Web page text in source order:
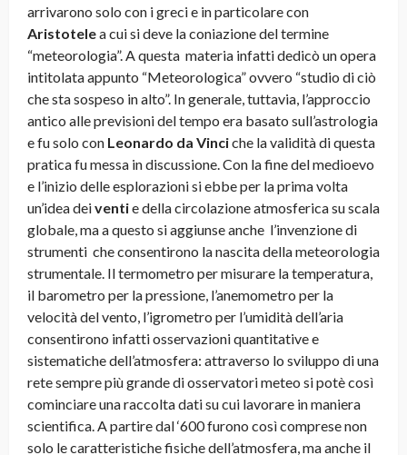
arrivarono solo con i greci e in particolare con
Aristotelea cui si deve la coniazione del termine
“meteorologia”. A questa materia infatti dedicò un opera
intitolata appunto “Meteorologica” ovvero “studio di ciò
che sta sospeso in alto”. In generale, tuttavia, l’approccio
antico alle previsioni del tempo era basato sull’astrologia
e fu solo con Leonardo da Vinciche la validità di questa
pratica fu messa in discussione. Con la fine del medioevo
e l’inizio delle esplorazioni si ebbe per la prima volta
un’idea deiventie della circolazione atmosferica su scala
globale, ma a questo si aggiunse anche l’invenzione di
strumenti che consentirono la nascita della meteorologia
strumentale. Il termometro per misurare la temperatura,
il barometro per la pressione, l’anemometro per la
velocità del vento, l’igrometro per l’umidità dell’aria
consentirono infatti osservazioni quantitative e
sistematiche dell’atmosfera: attraverso lo sviluppo di una
rete sempre più grande di osservatori meteo si potè così
cominciare una raccolta dati su cui lavorare in maniera
scientifica. A partire dal ‘600 furono così comprese non
solo le caratteristiche fisiche dell’atmosfera, ma anche il